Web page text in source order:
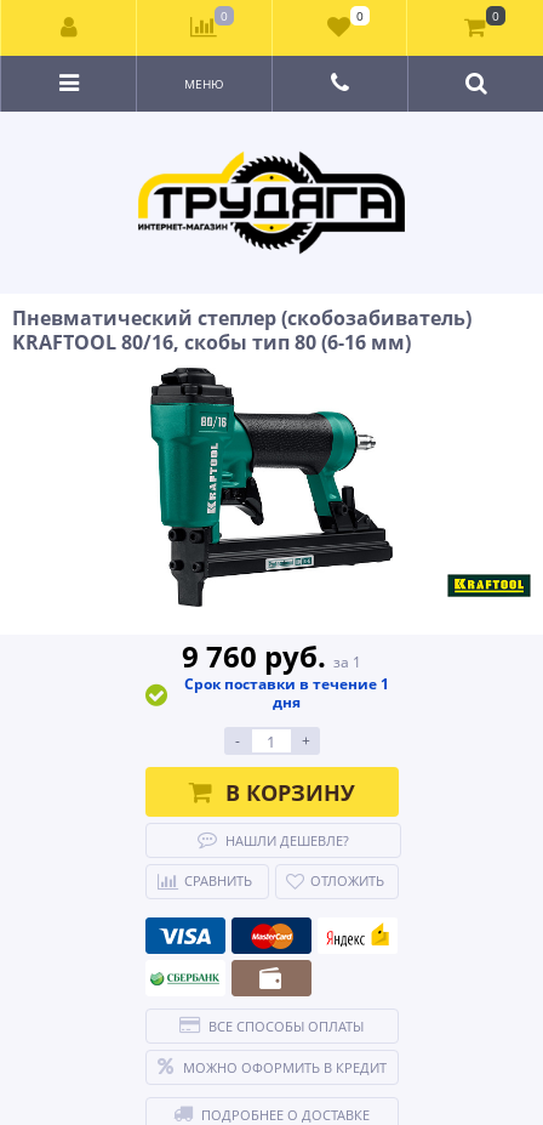
МЕНЮ
Пневматический степлер (скобозабиватель)
KRAFTOOL 80/16, скобы тип 80 (6-16 мм)
9 760 руб. за 1
Срок поставки в течение 1
дня
-
+
В КОРЗИНУ
НАШЛИ ДЕШЕВЛЕ?
СРАВНИТЬ ОТЛОЖИТЬ
ВСЕ СПОСОБЫ ОПЛАТЫ
МОЖНО ОФОРМИТЬ В КРЕДИТ
ПОДРОБНЕЕ О ДОСТАВКЕ
0 0 0